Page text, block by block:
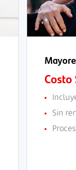
Costo
Sin